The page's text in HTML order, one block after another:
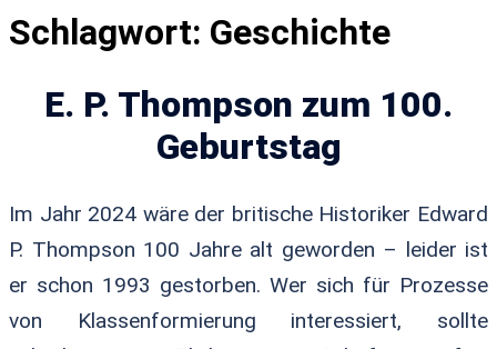
Schlagwort: Geschichte
E. P. Thompson zum 100.
Geburtstag
Im Jahr 2024 wäre der britische Historiker Edward
P. Thompson 100 Jahre alt geworden – leider ist
er schon 1993 gestorben. Wer sich für Prozesse
von Klassenformierung interessiert, sollte